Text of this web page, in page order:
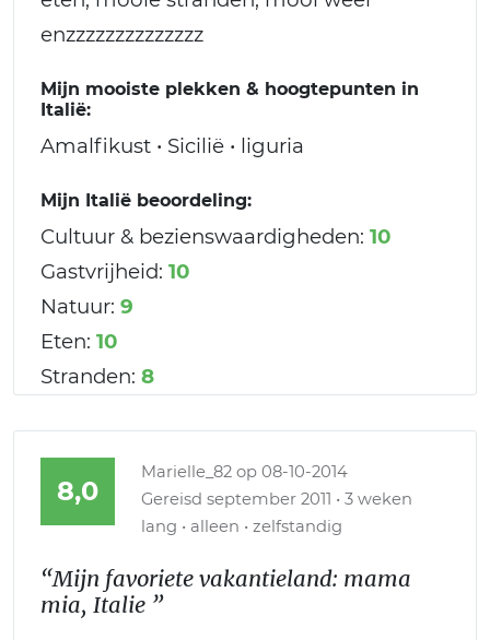
enzzzzzzzzzzzzzz
Mijn mooiste plekken & hoogtepunten in
Italië:
Amalfikust • Sicilië • liguria
Mijn Italië beoordeling:
Cultuur & bezienswaardigheden: 10
Gastvrijheid: 10
Natuur: 9
Eten: 10
Stranden: 8
8,0
Marielle_82 op 08-10-2014
Gereisd september 2011 • 3 weken
lang • alleen • zelfstandig
“Mijn favoriete vakantieland: mama
mia, Italie ”